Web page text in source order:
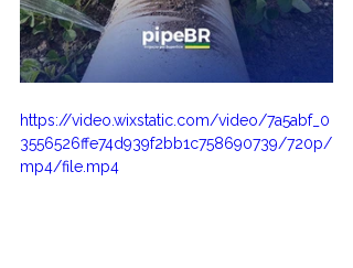
https://video.wixstatic.com/video/7a5abf_0
3556526ffe74d939f2bb1c758690739/720p/
mp4/file.mp4